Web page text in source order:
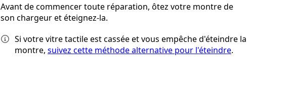
Avant de commencer toute réparation, ôtez votre montre de
son chargeur et éteignez-la.
Si votre vitre tactile est cassée et vous empêche d'éteindre la
montre, suivez cette méthode alternative pour l'éteindre.